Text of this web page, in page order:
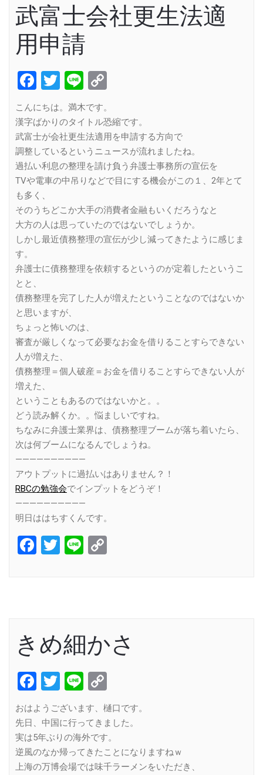
武富士会社更生法適
用申請
Facebook
Twitter
Line
こんにちは。満木です。
漢字ばかりのタイトル恐縮です。
武富士が会社更生法適用を申請する方向で
調整しているというニュースが流れましたね。
過払い利息の整理を請け負う弁護士事務所の宣伝を
TVや電車の中吊りなどで目にする機会がこの１、2年とて
も多く、
そのうちどこか大手の消費者金融もいくだろうなと
大方の人は思っていたのではないでしょうか。
しかし最近債務整理の宣伝が少し減ってきたように感じま
す。
弁護士に債務整理を依頼するというのが定着したというこ
とと、
債務整理を完了した人が増えたということなのではないか
と思いますが、
ちょっと怖いのは、
審査が厳しくなって必要なお金を借りることすらできない
人が増えた、
債務整理＝個人破産＝お金を借りることすらできない人が
増えた、
ということもあるのではないかと。。
どう読み解くか。。悩ましいですね。
ちなみに弁護士業界は、債務整理ブームが落ち着いたら、
次は何ブームになるんでしょうね。
——————————
アウトプットに過払いはありません？！
RBCの勉強会でインプットをどうぞ！
——————————
明日ははちすくんです。
Facebook
Twitter
Line
きめ細かさ
Facebook
Twitter
Line
Link
おはようございます、樋口です。
先日、中国に行ってきました。
実は5年ぶりの海外です。
逆風のなか帰ってきたことになりますねｗ
上海の万博会場では味千ラーメンをいただき、